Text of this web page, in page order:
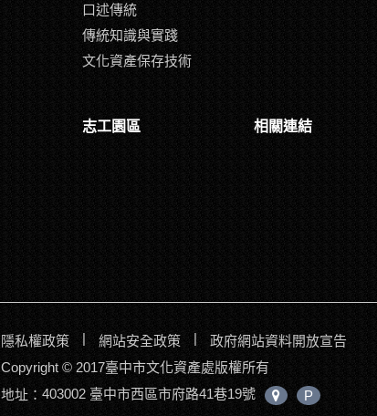
口述傳統
傳統知識與實踐
文化資產保存技術
志工園區 相關連結
隱私權政策 網站安全政策
政府網站資料開放宣告
Copyright © 2017臺中市文化資產處版權所有
地址： 403002 臺中市西區市府路41巷19號
中
心
P